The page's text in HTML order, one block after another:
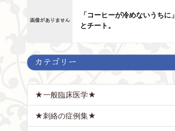
「コーヒーが冷めないうちに」
とチート。
カテゴリー
★一般臨床医学★
★刺絡の症例集★